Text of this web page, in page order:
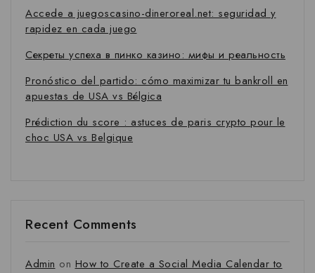
Accede a juegoscasino-dineroreal.net: seguridad y
rapidez en cada juego
Секреты успеха в пинко казино: мифы и реальность
Pronóstico del partido: cómo maximizar tu bankroll en
apuestas de USA vs Bélgica
Prédiction du score : astuces de paris crypto pour le
choc USA vs Belgique
Recent Comments
Admin on How to Create a Social Media Calendar to